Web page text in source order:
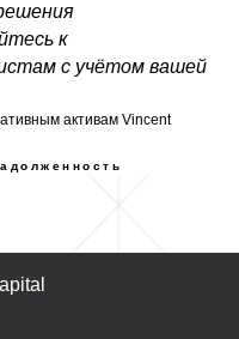
к
с учётом вашей
активам Vincent